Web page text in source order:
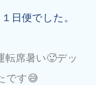
日便でした。
席暑い🥵デッ
です😅